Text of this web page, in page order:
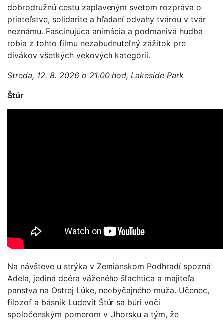
dobrodružnú cestu zaplaveným svetom rozpráva o
priateľstve, solidarite a hľadaní odvahy tvárou v tvár
neznámu. Fascinujúca animácia a podmanivá hudba
robia z tohto filmu nezabudnuteľný zážitok pre
divákov všetkých vekových kategórií.
Streda, 12. 8. 2026 o 21:00 hod, Lakeside Park
Štúr
Na návšteve u strýka v Zemianskom Podhradí spozná
Adela, jediná dcéra váženého šľachtica a majiteľa
panstva na Ostrej Lúke, neobyčajného muža. Učenec,
filozof a básnik Ludevít Štúr sa búri voči
spoločenským pomerom v Uhorsku a tým, že